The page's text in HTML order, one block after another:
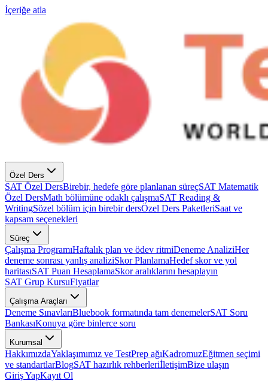
İçeriğe atla
Özel Ders
SAT Özel DersBirebir, hedefe göre planlanan süreçSAT Matematik
Özel DersMath bölümüne odaklı çalışmaSAT Reading &
WritingSözel bölüm için birebir dersÖzel Ders PaketleriSaat ve
kapsam seçenekleri
Süreç
Çalışma ProgramıHaftalık plan ve ödev ritmiDeneme AnaliziHer
deneme sonrası yanlış analiziSkor PlanlamaHedef skor ve yol
haritasıSAT Puan HesaplamaSkor aralıklarını hesaplayın
SAT Grup KursuFiyatlar
Çalışma Araçları
Deneme SınavlarıBluebook formatında tam denemelerSAT Soru
BankasıKonuya göre binlerce soru
Kurumsal
HakkımızdaYaklaşımımız ve TestPrep ağıKadromuzEğitmen seçimi
ve standartlarBlogSAT hazırlık rehberleriİletişimBize ulaşın
Giriş YapKayıt Ol